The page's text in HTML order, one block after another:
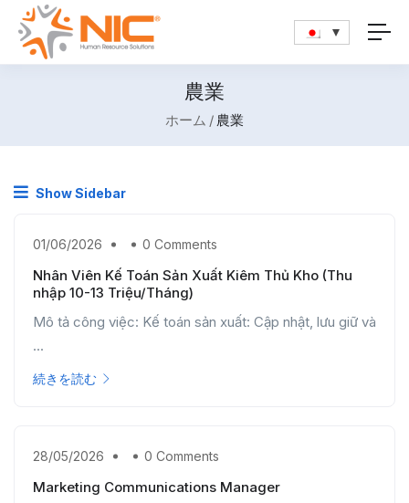
農業
ホーム 農業
Show Sidebar
01/06/2026 0 Comments
Nhân Viên Kế Toán Sản Xuất Kiêm Thủ Kho (Thu
nhập 10-13 Triệu/Tháng)
Mô tả công việc: Kế toán sản xuất: Cập nhật, lưu giữ và
...
続きを読む
28/05/2026 0 Comments
Marketing Communications Manager